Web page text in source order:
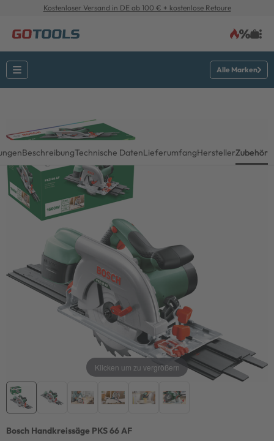
Kostenloser Versand in DE ab 100 € + kostenlose Retoure
Alle Marken
BeschreibungTechnische DatenLieferumfangHerstellerZubehör
Klicken um zu vergrößern
Bosch Handkreissäge PKS 66 AF